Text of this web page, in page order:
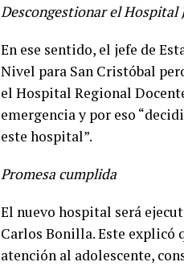
Descongestionar el Hospital
En ese sentido, el jefe de
Nivel para San Cristóbal
el Hospital Regional
emergencia y por eso
este hospital”.
Promesa cumplida
El nuevo hospital será
Carlos Bonilla. Este explicó
atención al adolescente,